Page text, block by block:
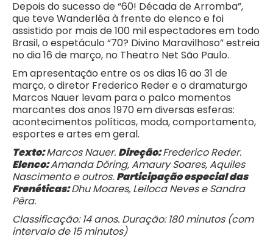
Depois do sucesso de “60! Década de Arromba”,
que teve Wanderléa à frente do elenco e foi
assistido por mais de 100 mil espectadores em todo
Brasil, o espetáculo “70? Divino Maravilhoso” estreia
no dia 16 de março, no Theatro Net São Paulo.
Em apresentação entre os os dias 16 ao 31 de
março, o diretor Frederico Reder e o dramaturgo
Marcos Nauer levam para o palco momentos
marcantes dos anos 1970 em diversas esferas:
acontecimentos políticos, moda, comportamento,
esportes e artes em geral.
Texto:Marcos Nauer. Direção:Frederico Reder.
Elenco:Amanda Döring, Amaury Soares, Aquiles
Nascimento e outros. Participação especial das
Frenéticas:Dhu Moares, Leiloca Neves e Sandra
Pêra.
Classificação: 14 anos. Duração: 180 minutos (com
intervalo de 15 minutos)